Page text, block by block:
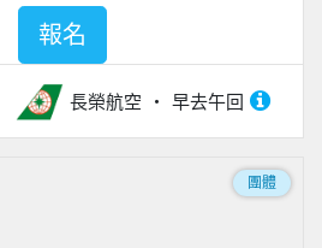
長榮航空 早去午回
報名
團體